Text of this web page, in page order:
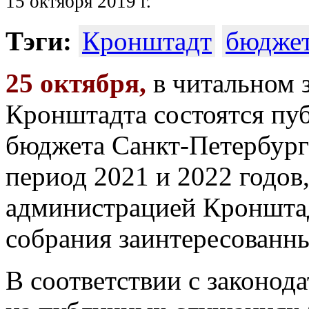
Тэги: Кронштадт
25 октября, в читальном
Кронштадта состоятся
бюджета Санкт-
период 2021 и 2022
администрацией
собрания
В соответствии с